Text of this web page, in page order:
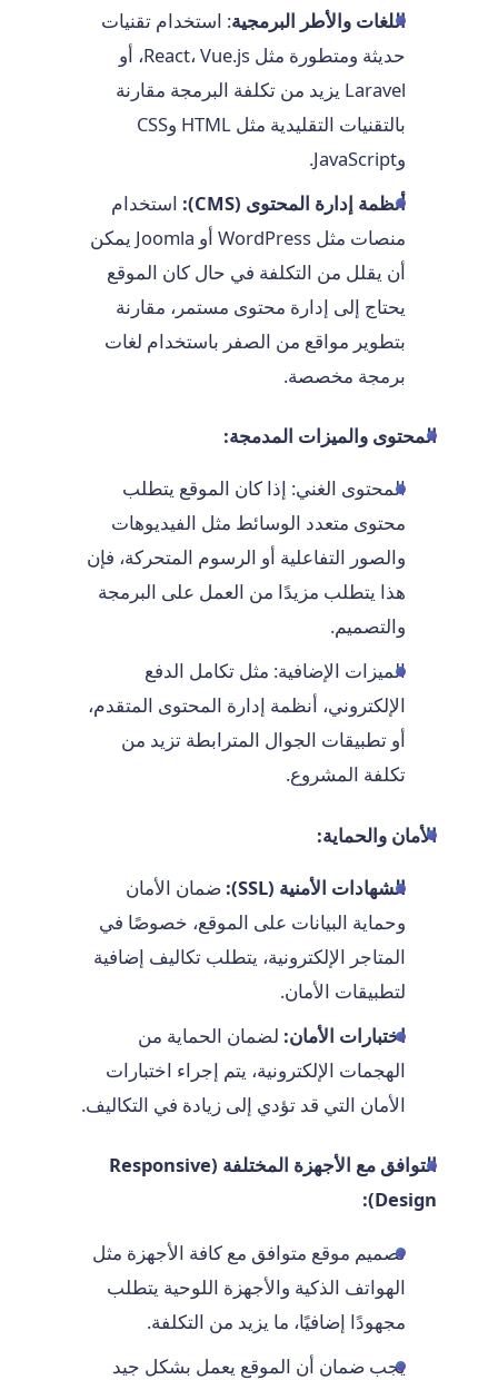
اللغات والأطر البرمجية: استخدام تقنيات
حديثة ومتطورة مثل React، Vue.js، أو
Laravel يزيد من تكلفة البرمجة مقارنة
بالتقنيات التقليدية مثل HTML وCSS
وJavaScript.
أنظمة إدارة المحتوى (CMS):
استخدام
منصات مثل WordPress أو Joomla يمكن
أن يقلل من التكلفة في حال كان الموقع
يحتاج إلى إدارة محتوى مستمر، مقارنة
بتطوير مواقع من الصفر باستخدام لغات
برمجة مخصصة.
المحتوى والميزات المدمجة:
المحتوى الغني: إذا كان الموقع يتطلب
محتوى متعدد الوسائط مثل الفيديوهات
والصور التفاعلية أو الرسوم المتحركة، فإن
هذا يتطلب مزيدًا من العمل على البرمجة
والتصميم.
الميزات الإضافية: مثل تكامل الدفع
الإلكتروني، أنظمة إدارة المحتوى المتقدم،
أو تطبيقات الجوال المترابطة تزيد من
تكلفة المشروع.
الأمان والحماية:
الشهادات الأمنية (SSL):
ضمان الأمان
وحماية البيانات على الموقع، خصوصًا في
المتاجر الإلكترونية، يتطلب تكاليف إضافية
لتطبيقات الأمان.
اختبارات الأمان: لضمان الحماية من
الهجمات الإلكترونية، يتم إجراء اختبارات
الأمان التي قد تؤدي إلى زيادة في التكاليف.
التوافق مع الأجهزة المختلفة (Responsive
Design):
تصميم موقع متوافق مع كافة الأجهزة مثل
الهواتف الذكية والأجهزة اللوحية يتطلب
مجهودًا إضافيًا، ما يزيد من التكلفة.
يجب ضمان أن الموقع يعمل بشكل جيد